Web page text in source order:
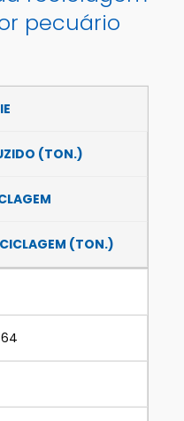
pecuário
(TON.)
(TON.)